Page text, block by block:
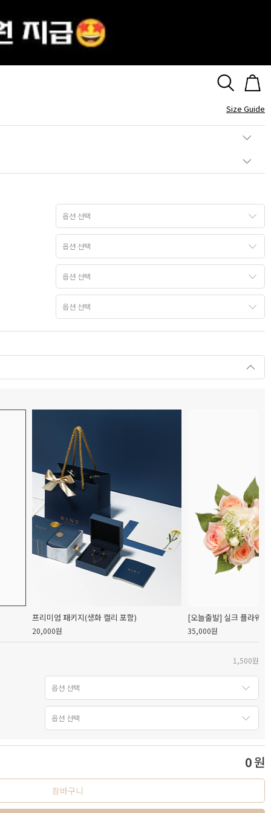
Size Guide
프리미엄 패키지(생화 캘리 포함)
20,000원
[오늘출발] 실크 플라워
35,000원
1,500원
0원
장바구니